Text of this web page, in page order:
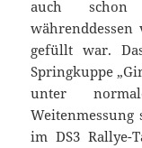
auch
gefüllt war.
Springkuppe
unter
Weitenmessung
im DS3